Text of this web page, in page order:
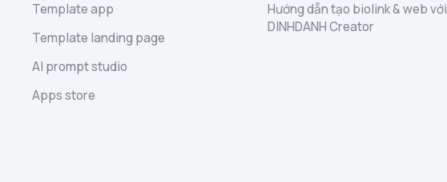
Template app
Template landing page
AI prompt studio
Apps store
Hướng dẫn tạo biolink & web với
DINHDANH Creator